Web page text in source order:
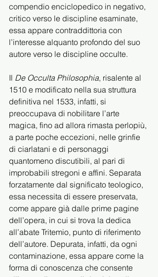
compendio enciclopedico in negativo,
critico verso le discipline esaminate,
essa appare contraddittoria con
l’interesse alquanto profondo del suo
autore verso le discipline occulte.
Il De Occulta Philosophia, risalente al
1510 e modificato nella sua struttura
definitiva nel 1533, infatti, si
preoccupava di nobilitare l’arte
magica, fino ad allora rimasta perlopiù,
a parte poche eccezioni, nelle grinfie
di ciarlatani e di personaggi
quantomeno discutibili, al pari di
improbabili stregoni e affini. Separata
forzatamente dal significato teologico,
essa necessita di essere preservata,
come appare già dalle prime pagine
dell’opera, in cui si trova la dedica
all’abate Tritemio, punto di riferimento
dell’autore. Depurata, infatti, da ogni
contaminazione, essa appare come la
forma di conoscenza che consente